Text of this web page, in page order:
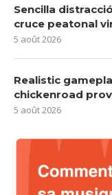
Sencilla
cruce peatonal
5 août 2026
Realistic
chickenroad
5 août 2026